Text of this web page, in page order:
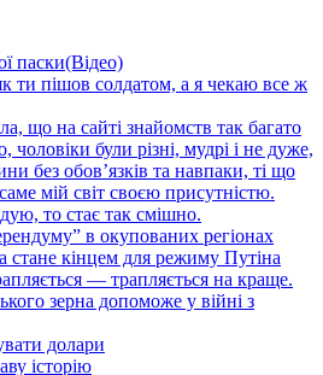
паски(Відео)
ти пішов солдатом, а я чекаю все ж
що на сайті знайомств так багато
чоловіки були різні, мудрі і не дуже,
без обов’язків та навпаки, ті що
мій світ своєю присутністю.
то стає так смішно.
в окупованих регіонах
стане кінцем для режиму Путіна
— трапляється на краще.
зерна допоможе у війні з
долари
історію